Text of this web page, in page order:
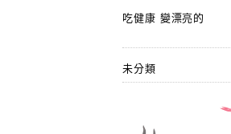
吃健康 變漂亮的
未分類